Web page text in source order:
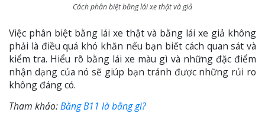
Cách phân biệt bằng lái xe thật và giả
Việc phân biệt bằng lái xe thật và bằng lái xe giả không
phải là điều quá khó khăn nếu bạn biết cách quan sát và
kiểm tra. Hiểu rõ bằng lái xe màu gì và những đặc điểm
nhận dạng của nó sẽ giúp bạn tránh được những rủi ro
không đáng có.
Tham khảo:Bằng B11 là bằng gì?